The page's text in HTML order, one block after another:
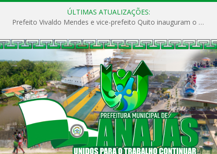
ÚLTIMAS ATUALIZAÇÕES:
Prefeito Vivaldo Mendes e vice-prefeito Quito inauguram o CAPS e fortalecem a saúde pública em Anajás.